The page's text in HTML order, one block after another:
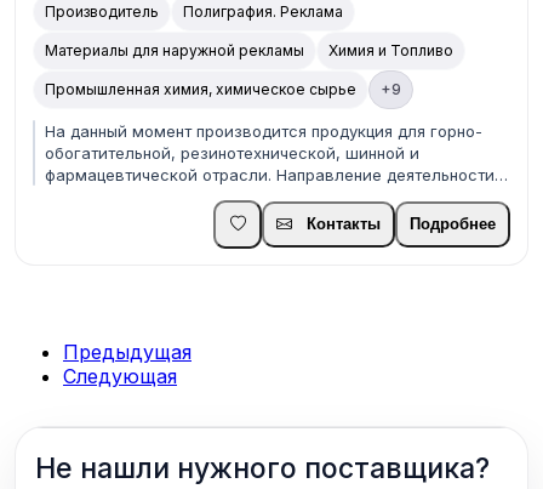
Производитель Полиграфия. Реклама
Материалы для наружной рекламы Химия и Топливо
Промышленная химия, химическое сырье +9
На данный момент производится продукция для горно-
обогатительной, резинотехнической, шинной и
фармацевтической отрасли. Направление деятельности
нашего предприятия в настоящее время мало- и
крупнотоннажное производство:Диалкилдитиокарбаматы
(натрия, калия) от 10 до 200 тонн в месяц;Соли и эфиры
Контакты Подробнее
Предыдущая
Следующая
Не нашли нужного поставщика?